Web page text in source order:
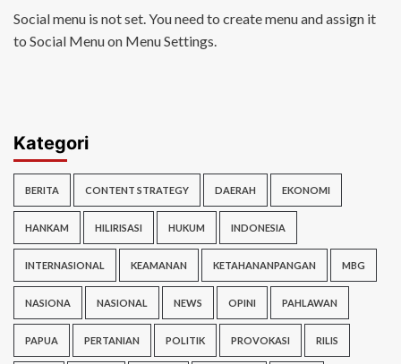
Social menu is not set. You need to create menu and assign it
to Social Menu on Menu Settings.
Kategori
BERITA CONTENT STRATEGY DAERAH EKONOMI
HANKAM HILIRISASI HUKUM INDONESIA
INTERNASIONAL KEAMANAN KETAHANANPANGAN MBG
NASIONA NASIONAL NEWS OPINI PAHLAWAN
PAPUA PERTANIAN POLITIK PROVOKASI RILIS